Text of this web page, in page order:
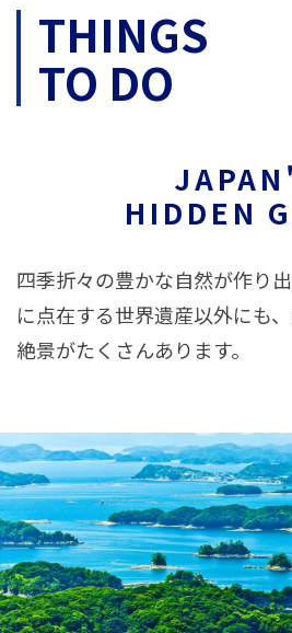
THINGS
TO DO
HIDDEN
四季折々の豊かな自然が作り
に点在する世界遺産以外にも
絶景がたくさんあります。